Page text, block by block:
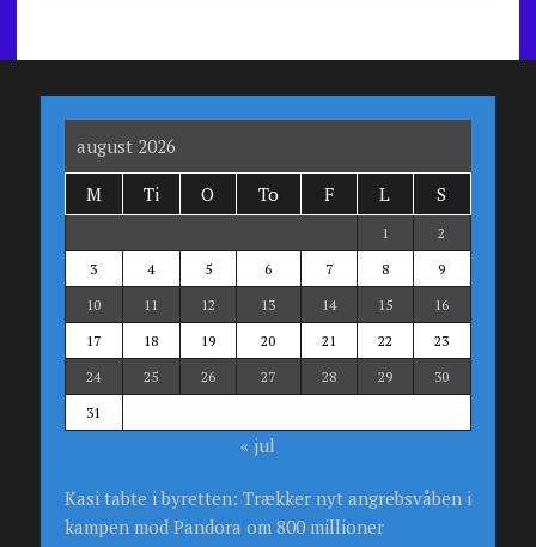
august 2026
M
Ti O To F L S
1
2
3
4 5 6 7 8
9
10
11 12 13 14 15
16
17
18 19 20 21 22
23
24
25 26 27 28 29
30
31
« jul
Kasi tabte i byretten: Trækker nyt angrebsvåben i
kampen mod Pandora om 800 millioner